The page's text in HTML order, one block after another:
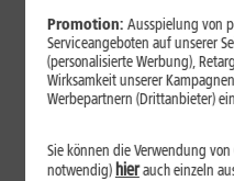
Bestenliste
Smartphones
Akkulaufzeit
halten im Alltag
durch
Promotion: Ausspielung von
Serviceangeboten auf unserer
(personalisierte Werbung),
Wirksamkeit unserer
Werbepartnern (Drittanbieter)
Sie können die Verwendung
notwendig) hierauch einzeln